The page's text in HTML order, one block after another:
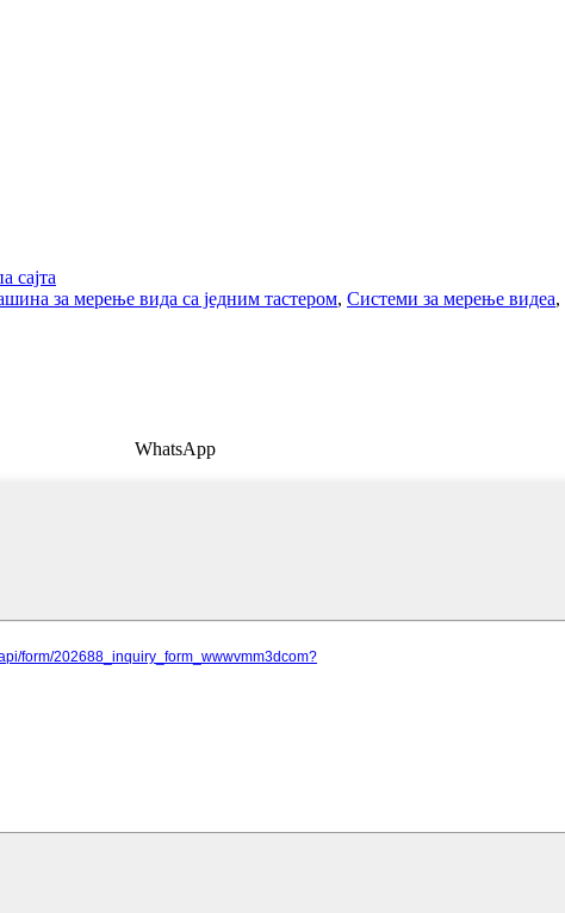
сајта
за мерење вида са једним тастером, Системи за мерење видеа,
WhatsApp